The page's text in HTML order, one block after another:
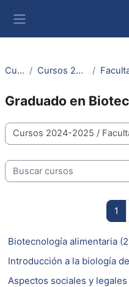
Cursos Cursos 2024-2025
Graduado en
Categorías
Buscar cursos
1
Biotecnología alimentaria
Introducción a la biología
Aspectos sociales y